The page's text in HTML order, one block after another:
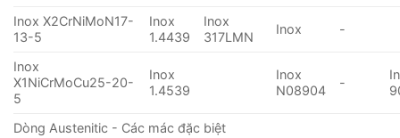
Inox X2CrNiMoN17-
13-5
Inox
1.4439
Inox
317LMN
Inox -
Inox
X1NiCrMoCu25-20-
5
Inox
1.4539
Inox
N08904
-
Dòng Austenitic - Các mác đặc biệt